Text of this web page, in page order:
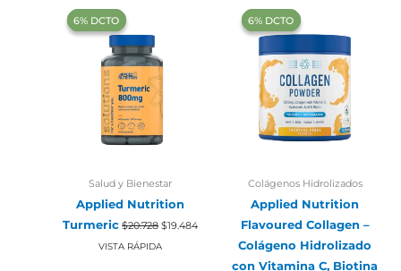
‍6% DCTO‍‍
‍6% DCTO‍‍
Salud y Bienestar
Applied Nutrition
Turmeric $20.728 El
precio
original
$19.484
VISTA RÁPIDA
‍6% DCTO‍‍
‍6% DCTO‍‍
Colágenos Hidrolizados
Applied Nutrition
Flavoured Collagen –
Colágeno Hidrolizado
con Vitamina C, Biotina